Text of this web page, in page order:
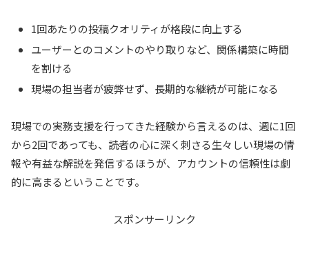
1回あたりの投稿クオリティが格段に向上する
ユーザーとのコメントのやり取りなど、関係構築に時間
を割ける
現場の担当者が疲弊せず、長期的な継続が可能になる
現場での実務支援を行ってきた経験から言えるのは、週に1回
から2回であっても、読者の心に深く刺さる生々しい現場の情
報や有益な解説を発信するほうが、アカウントの信頼性は劇
的に高まるということです。
スポンサーリンク